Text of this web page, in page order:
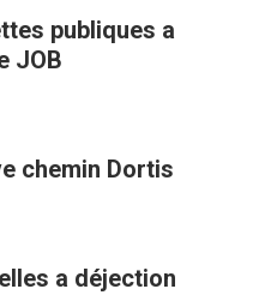
publiques a
JOB
chemin Dortis
a déjection